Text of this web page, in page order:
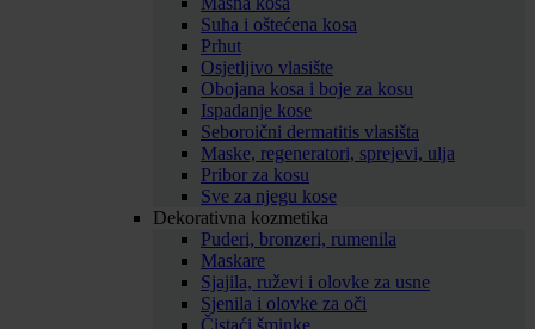
Suha i oštećena kosa
Prhut
Osjetljivo vlasište
Obojana kosa i boje za kosu
Ispadanje kose
Seboroični dermatitis vlasišta
Maske, regeneratori, sprejevi, ulja
Pribor za kosu
Sve za njegu kose
Dekorativna kozmetika
Puderi, bronzeri, rumenila
Maskare
Sjajila, ruževi i olovke za usne
Sjenila i olovke za oči
Čistaći šminke